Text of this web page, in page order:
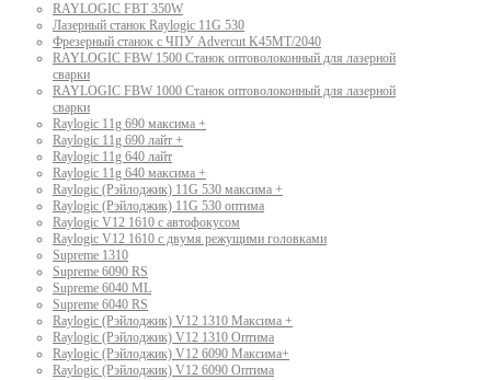
RAYLOGIC FBT 350W
Лазерный станок Raylogic 11G 530
Фрезерный станок с ЧПУ Advercut K45MT/2040
RAYLOGIC FBW 1500 Станок оптоволоконный для лазерной
сварки
RAYLOGIC FBW 1000 Станок оптоволоконный для лазерной
сварки
Raylogic 11g 690 максима +
Raylogic 11g 690 лайт +
Raylogic 11g 640 лайт
Raylogic 11g 640 максима +
Raylogic (Рэйлоджик) 11G 530 максима +
Raylogic (Рэйлоджик) 11G 530 оптима
Raylogic V12 1610 с автофокусом
Raylogic V12 1610 с двумя режущими головками
Supreme 1310
Supreme 6090 RS
Supreme 6040 ML
Supreme 6040 RS
Raylogic (Рэйлоджик) V12 1310 Максима +
Raylogic (Рэйлоджик) V12 1310 Оптима
Raylogic (Рэйлоджик) V12 6090 Максима+
Raylogic (Рэйлоджик) V12 6090 Оптима